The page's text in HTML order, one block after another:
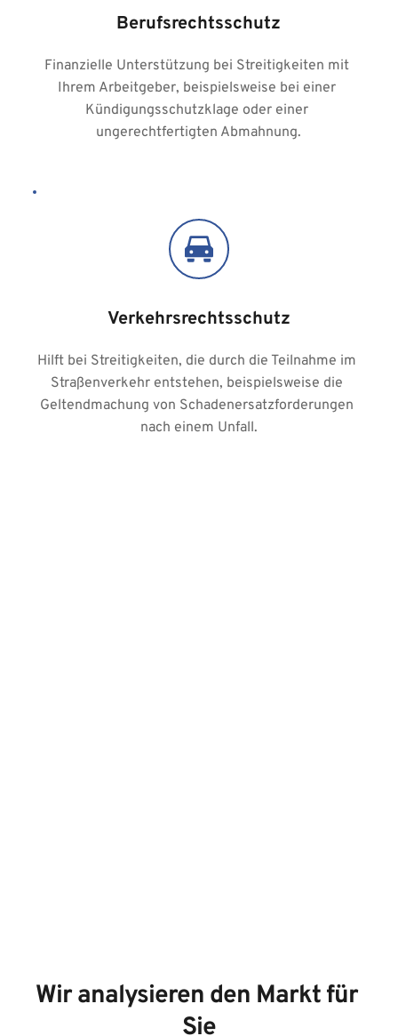
Berufsrechtsschutz
Finanzielle Unterstützung bei Streitigkeiten mit
Ihrem Arbeitgeber, beispielsweise bei einer
Kündigungsschutzklage oder einer
ungerechtfertigten Abmahnung.
Verkehrsrechtsschutz
Hilft bei Streitigkeiten, die durch die Teilnahme im
Straßenverkehr entstehen, beispielsweise die
Geltendmachung von Schadenersatzforderungen
nach einem Unfall.
Wir analysieren den Markt für
Sie